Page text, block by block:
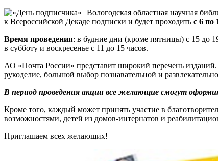
Вологодская областная научная
к Всероссийской Декаде подписки и будет проходить с 6 по
Время проведения: в будние дни (кроме пятницы) с 15 до
в субботу и воскресенье с 11 до 15 часов.
АО «Почта России» представит широкий перечень
рукоделие, большой выбор познавательной и
В период проведения акции все желающие смогут
Кроме того, каждый может принять участие в
возможностями, детей из домов-интернатов и
Приглашаем всех желающих!